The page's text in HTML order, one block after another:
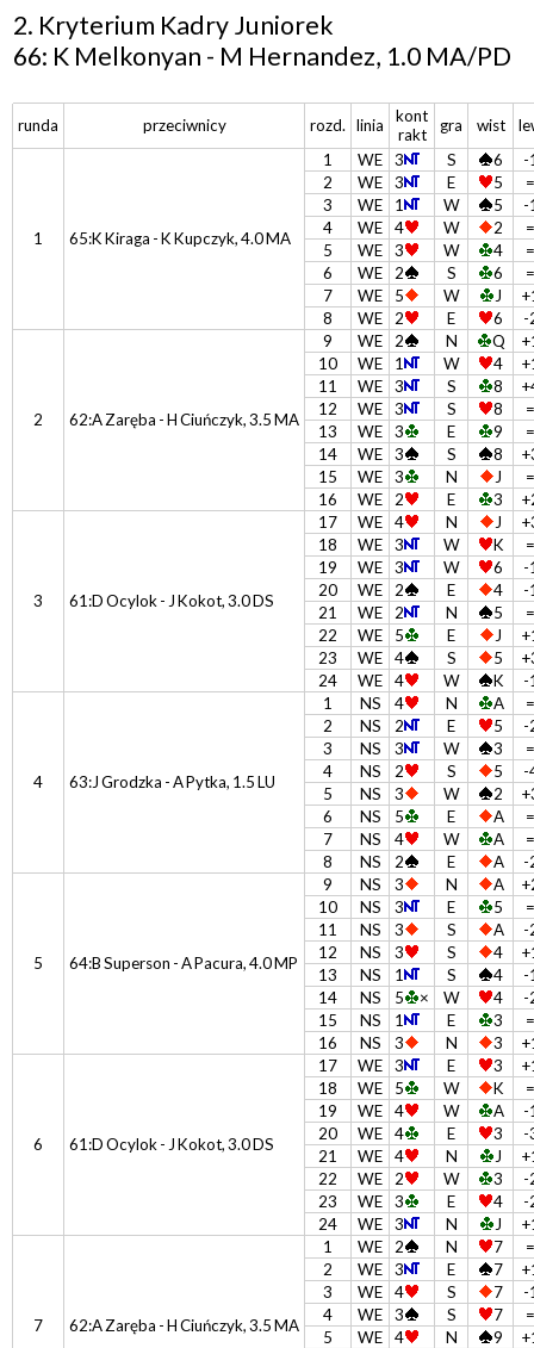
2. Kryterium Kadry Juniorek
66: K Melkonyan - M Hernandez, 1.0 MA/PD
runda przeciwnicy rozd. linia
kont
rakt
gra wist
1 65:K Kiraga - K Kupczyk, 4.0 MA
1 WE 3 S 6
-
2
WE 3 E 5
=
3
WE 1 W 5
-
4
WE 4 W 2
=
5
WE 3 W 4
=
6
WE 2 S 6
=
7
WE 5 W J
8
WE 2 E 6 -
2 62:A Zaręba - H Ciuńczyk, 3.5 MA
9 WE 2 N Q
10
WE 1 W 4
11
WE 3 S 8
12
WE 3 S 8
=
13
WE 3 E 9
=
14
WE 3 S 8
15
WE 3 N J
=
16
WE 2 E 3
3 61:D Ocylok - J Kokot, 3.0 DS
17 WE 4 N J
18
WE 3 W K
=
19
WE 3 W 6
-
20
WE 2 E 4
-
21
WE 2 N 5
=
22
WE 5 E J
23
WE 4 S 5
24
WE 4 W K -
4 63:J Grodzka - A Pytka, 1.5 LU
1 NS 4 N A
=
2
NS 2 E 5
-
3
NS 3 W 3
=
4
NS 2 S 5
-
5
NS 3 W 2
6
NS 5 E A
=
7
NS 4 W A
=
8
NS 2 E A -
5 64:B Superson - A Pacura, 4.0 MP
9 NS 3 N A
10
NS 3 E 5
=
11
NS 3 S A
-
12
NS 3 S 4
13
NS 1 S 4
-
14
NS 5 × W 4
-
15
NS 1 E 3
=
16
NS 3 N 3
6 61:D Ocylok - J Kokot, 3.0 DS
17 WE 3 E 3
18
WE 5 W K
=
19
WE 4 W A
-
20
WE 4 E 3
-
21
WE 4 N J
22
WE 2 W 3
-
23
WE 3 E 4
-
24
WE 3 N J
7 62:A Zaręba - H Ciuńczyk, 3.5 MA
1 WE 2 N 7
=
2
WE 3 E 7
3
WE 4 S 7
-
4
WE 3 S 7
=
5
WE 4 N 9